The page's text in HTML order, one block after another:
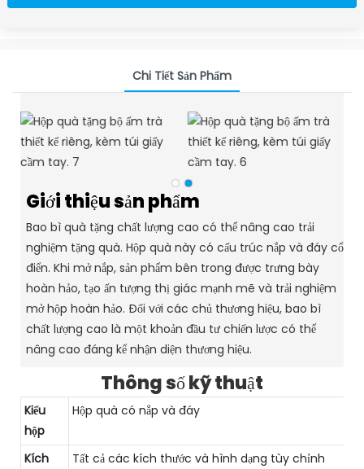
Chi Tiết Sản Phẩm
Giới thiệu sản phẩm
Bao bì quà tặng chất lượng cao có thể nâng cao trải
nghiệm tặng quà. Hộp quà này có cấu trúc nắp và đáy cổ
điển. Khi mở nắp, sản phẩm bên trong được trưng bày
hoàn hảo, tạo ấn tượng thị giác mạnh mẽ và trải nghiệm
mở hộp hoàn hảo. Đối với các chủ thương hiệu, bao bì
chất lượng cao là một khoản đầu tư chiến lược có thể
nâng cao đáng kể nhận diện thương hiệu.
Thông số kỹ thuật
Kiểu
hộp
Hộp quà có nắp và đáy
Kích
Tất cả các kích thước và hình dạng tùy chỉnh